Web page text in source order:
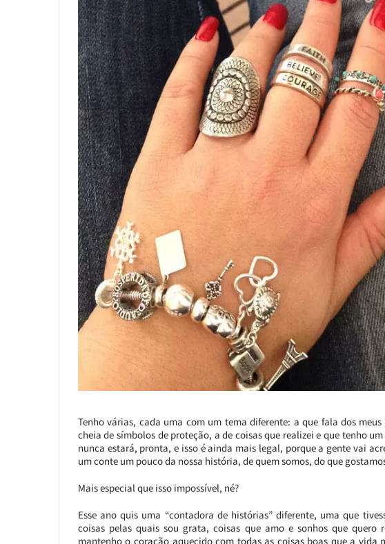
Tenho várias, cada uma com um tema diferente: a que fala dos
cheia de símbolos de proteção, a de coisas que realizei e que tenho
nunca estará, pronta, e isso é ainda mais legal, porque a gente vai
um conte um pouco da nossa história, de quem somos, do que
Mais especial que isso impossível, né?
Esse ano quis uma “contadora de histórias” diferente, uma que
coisas pelas quais sou grata, coisas que amo e sonhos que quero
mantenho o coração aquecido com todas as coisas boas que a